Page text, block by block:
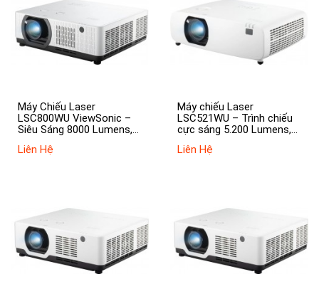
Máy Chiếu Laser
LSC800WU ViewSonic –
Siêu Sáng 8000 Lumens,
Liên Hệ
Máy chiếu Laser
LSC521WU – Trình chiếu
cực sáng 5.200 Lumens,
dịch chuyển ống kính linh
Liên Hệ